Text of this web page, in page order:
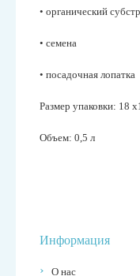
• органический
• семена
• посадочная лопатка
Размер упаковки: 18
Объем: 0,5 л
Информация
О нас